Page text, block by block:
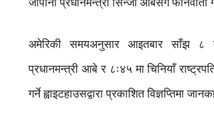
अमेरिकी समयअनुसार आइतबार साँझ ८
प्रधानमन्त्री आबे र ८ः४५ मा चिनियाँ
गर्ने ह्वाइटहाउसद्वारा प्रकाशित विज्ञप्तिमा